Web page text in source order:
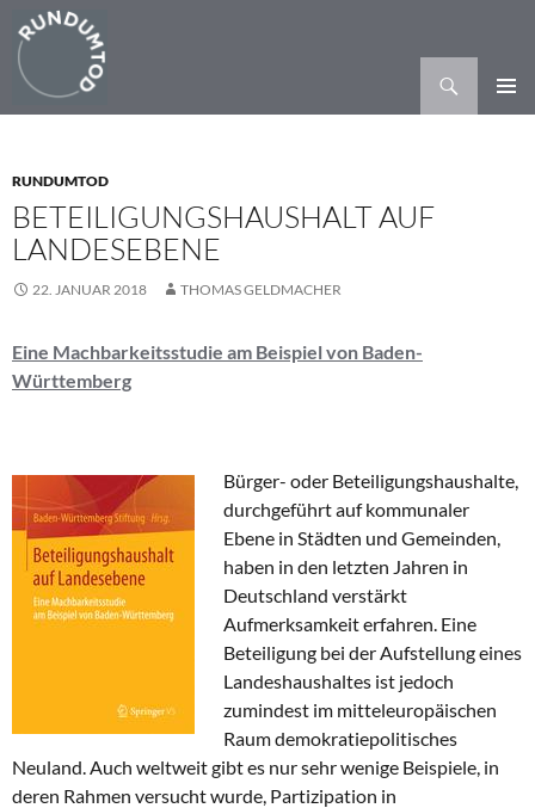
RUNDUMTOD
BETEILIGUNGSHAUSHALT AUF
LANDESEBENE
22. JANUAR 2018 THOMAS GELDMACHER
Eine Machbarkeitsstudie am Beispiel von Baden-
Württemberg
Bürger- oder Beteiligungshaushalte,
durchgeführt auf kommunaler
Ebene in Städten und Gemeinden,
haben in den letzten Jahren in
Deutschland verstärkt
Aufmerksamkeit erfahren. Eine
Beteiligung bei der Aufstellung eines
Landeshaushaltes ist jedoch
zumindest im mitteleuropäischen
Raum demokratiepolitisches
Neuland. Auch weltweit gibt es nur sehr wenige Beispiele, in
deren Rahmen versucht wurde, Partizipation in